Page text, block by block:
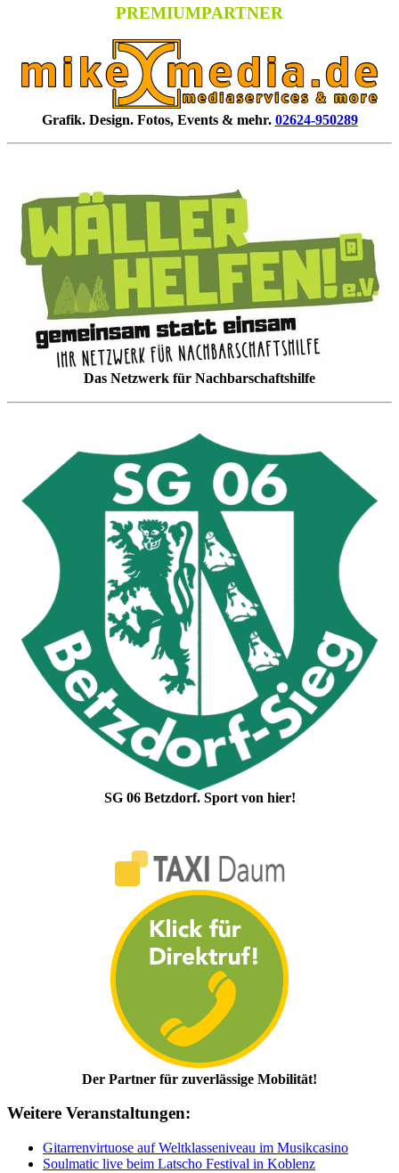
PREMIUMPARTNER
Grafik. Design. Fotos, Events & mehr. 02624-950289
Das Netzwerk für Nachbarschaftshilfe
SG 06 Betzdorf. Sport von hier!
Der Partner für zuverlässige Mobilität!
Weitere Veranstaltungen:
Gitarrenvirtuose auf Weltklasseniveau im Musikcasino
Soulmatic live beim Latscho Festival in Koblenz